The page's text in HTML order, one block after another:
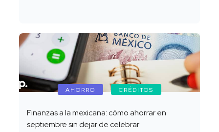
AHORRO CRÉDITOS
Finanzas a la mexicana: cómo ahorrar en
septiembre sin dejar de celebrar